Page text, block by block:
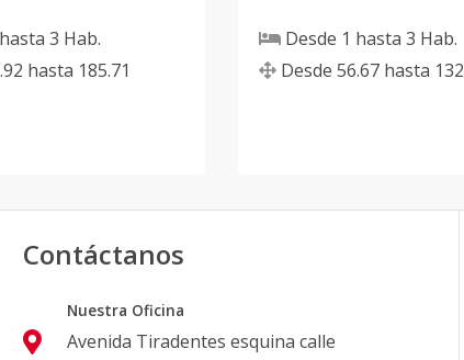
hasta 3 Hab.
hasta 185.71
Desde 1 hasta 3 Hab.
Desde 56.67 hasta 132
Contáctanos
Nuestra Oficina
Avenida Tiradentes esquina calle